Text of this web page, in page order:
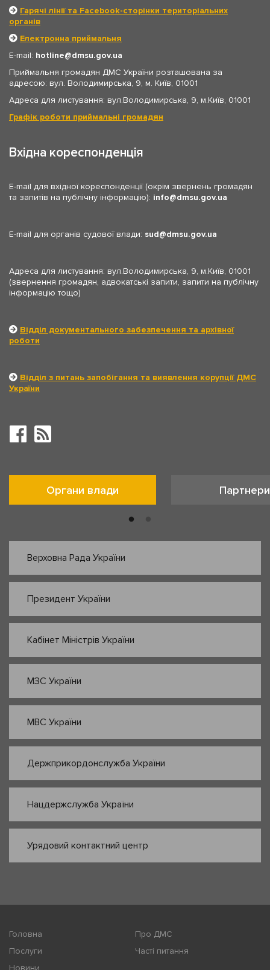
Гарячі лінії та Facebook-сторінки територіальних
органів
Електронна приймальня
E-mail: hotline
dmsu.gov.ua
Приймальня громадян ДМС України розташована за
адресою: вул. Володимирська, 9, м. Київ, 01001
Адреса для листування: вул.Володимирська, 9, м.Київ, 01001
Графік роботи приймальні громадян
Вхідна кореспонденція
E-mail для вхідної кореспонденції (окрім звернень громадян
та запитів на публічну інформацію): info dmsu.gov.ua
E-mail для органів судової влади: sud dmsu.gov.ua
Адреса для листування: вул.Володимирська, 9, м.Київ, 01001
(звернення громадян, адвокатські запити, запити на публічну
інформацію тощо)
Відділ документального забезпечення та архівної
роботи
Відділ з питань запобігання та виявлення корупції ДМС
України
Органи влади Партнери
Верховна Рада України
Президент України
Кабінет Міністрів України
МЗС України
МВС України
Держприкордонслужба України
Нацдержслужба України
Урядовий контактний центр
Головна
Про ДМС
Послуги
Часті питання